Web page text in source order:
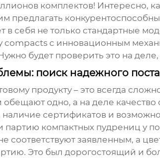
комплектов! Интересно,
предлагать
в себя не только стандартные
compacts с инновационным
будет проверить это на
поиск надежного
продукту – это всегда
обещают одно, а на деле
сертификатов и
компактных пудрениц у
соответствуют заявленным, а
Это был дорогостоящий и